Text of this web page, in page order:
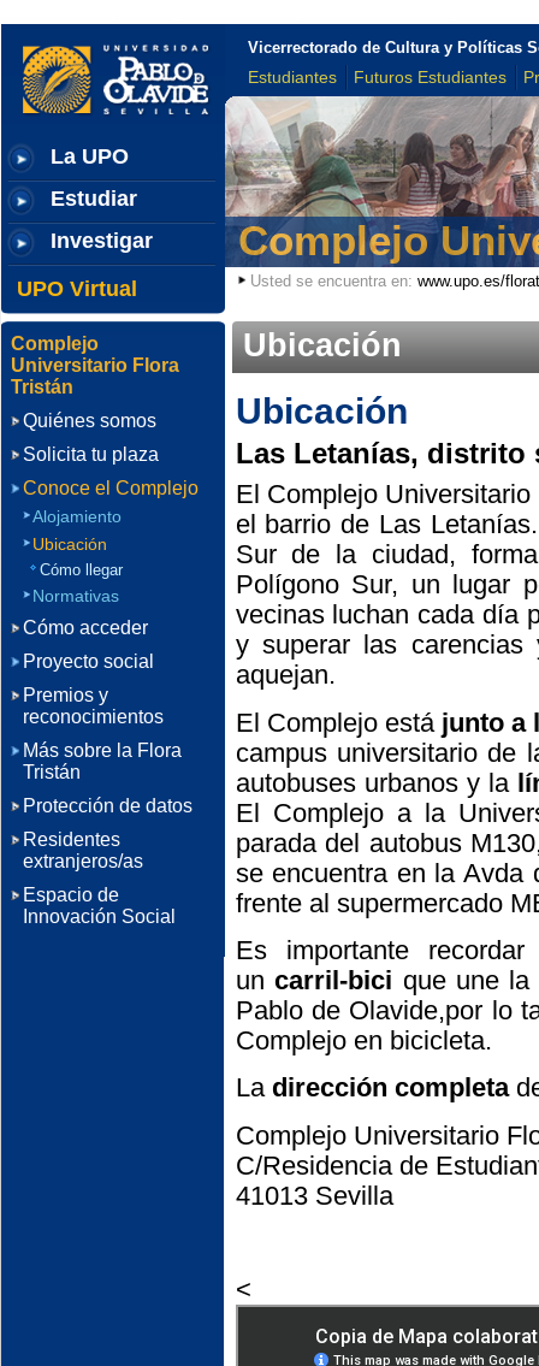
La UPO
Estudiar
Investigar
UPO Virtual
Vicerrectorado de Cultura y Políticas
Estudiantes Futuros Estudiantes
Complejo
Usted se encuentra en: www.upo.es/
Ubicación
Ubicación
Las Letanías, distrito
El Complejo
el barrio de Las
Sur de la ciudad,
Polígono Sur, un lugar
vecinas luchan cada día
y superar las
aquejan.
El Complejo está junto a
campus universitario
autobuses urbanos y la
El Complejo a la
parada del autobus
se encuentra en la Avda
frente al supermercado
Es importante
uncarril-bici que une
Pablo de Olavide,por lo
Complejo en bicicleta.
La dirección completa
Complejo Universitario
C/Residencia de
41013 Sevilla
<
Complejo
Universitario Flora
Tristán
Quiénes somos
Solicita tu plaza
Conoce el Complejo
Alojamiento
Ubicación
Cómo llegar
Normativas
Cómo acceder
Proyecto social
Premios y
reconocimientos
Más sobre la Flora
Tristán
Protección de datos
Residentes
extranjeros/as
Espacio de
Innovación Social